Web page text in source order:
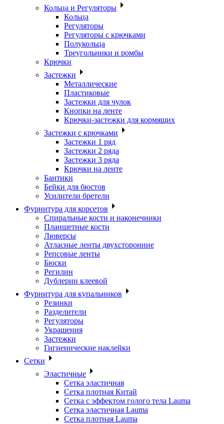
Кольца и Регуляторы
Кольца
Регуляторы
Регуляторы с крючками
Полукольца
Треугольники и ромбы
Крючки
Застежки
Металлические
Пластиковые
Застежки для чулок
Кнопки на ленте
Крючки-застежки для кормящих
Застежки с крючками
Застежки 1 ряд
Застежки 2 ряда
Застежки 3 ряда
Крючки на ленте
Бантики
Бейки для бюстов
Усилители бретели
Фурнитура для корсетов
Спиральные кости и наконечники
Планшетные кости
Люверсы
Атласные ленты двухсторонние
Репсовые ленты
Бюски
Регилин
Дублерин клеевой
Фурнитура для купальников
Резинки
Разделители
Регуляторы
Украшения
Застежки
Гигиенические наклейки
Сетки
Эластичные
Сетка эластичная
Сетка плотная Китай
Сетка с эффектом голого тела Lauma
Сетка эластичная Lauma
Сетка плотная Lauma